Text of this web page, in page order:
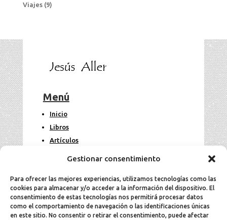
Gestionar consentimiento
Para ofrecer las mejores experiencias, utilizamos tecnologías como las
cookies para almacenar y/o acceder a la información del dispositivo. El
consentimiento de estas tecnologías nos permitirá procesar datos
como el comportamiento de navegación o las identificaciones únicas
en este sitio. No consentir o retirar el consentimiento, puede afectar
Viajes(9)
Menú
Inicio
Libros
Artículos
Legal
Aviso Legal